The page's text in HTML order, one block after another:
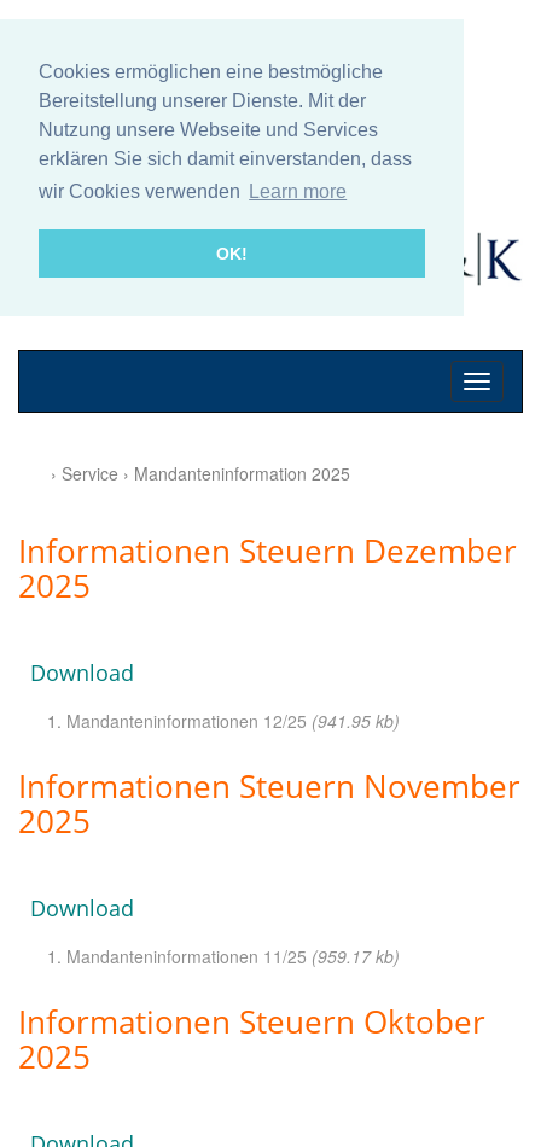
Cookies ermöglichen eine bestmögliche
Bereitstellung unserer Dienste. Mit der
Nutzung unsere Webseite und Services
erklären Sie sich damit einverstanden, dass
wir Cookies verwenden
Learn more
OK!
Mobile
› Service › Mandanteninformation 2025
Informationen Steuern Dezember
2025
Download
Mandanteninformationen 12/25 (941.95 kb)
Informationen Steuern November
2025
Download
Mandanteninformationen 11/25 (959.17 kb)
Informationen Steuern Oktober
2025